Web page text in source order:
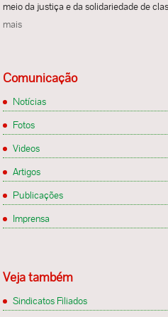
meio da justiça e da solidariedade de
mais
Comunicação
Notícias
Fotos
Videos
Artigos
Publicações
Imprensa
Veja também
Sindicatos Filiados